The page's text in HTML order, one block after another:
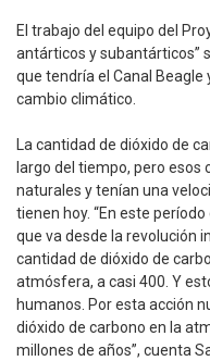
El trabajo del equipo del
antárticos y subantárticos”
que tendría el Canal Beagle
cambio climático.
La cantidad de dióxido de
largo del tiempo, pero esos
naturales y tenían una
tienen hoy. “En este
que va desde la revolución
cantidad de dióxido de
atmósfera, a casi 400. Y
humanos. Por esta acción
dióxido de carbono en la
millones de años”, cuenta